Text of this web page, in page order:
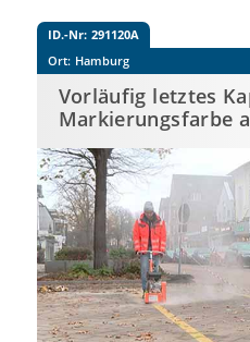
ID.-Nr: 291120A
Ort: Hamburg
Vorläufig letztes
Markierungsfarbe